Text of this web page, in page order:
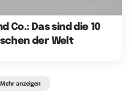
Co.: Das sind die 10
der Welt
Mehr anzeigen